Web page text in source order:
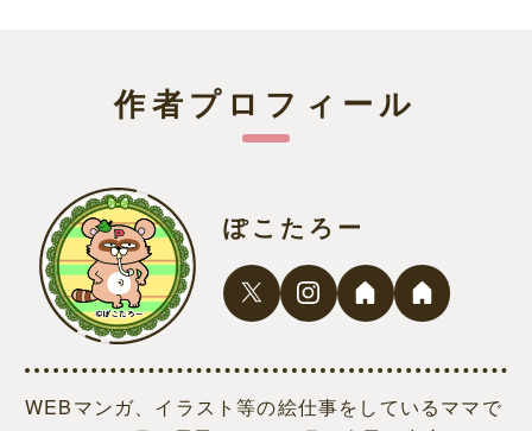
作者プロフィール
ぽこたろー
WEBマンガ、イラスト等の絵仕事をしているママで